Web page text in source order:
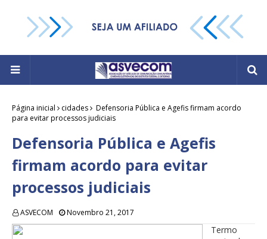
Página inicial cidades
Defensoria Pública e Agefis firmam acordo
para evitar processos judiciais
Defensoria Pública e Agefis
firmam acordo para evitar
processos judiciais
ASVECOM Novembro 21, 2017
Termo